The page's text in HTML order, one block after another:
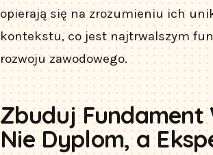
opierają się na zrozumieniu ich
kontekstu, co jest najtrwalszym
rozwoju zawodowego.
Zbuduj Fundament
Nie Dyplom, a